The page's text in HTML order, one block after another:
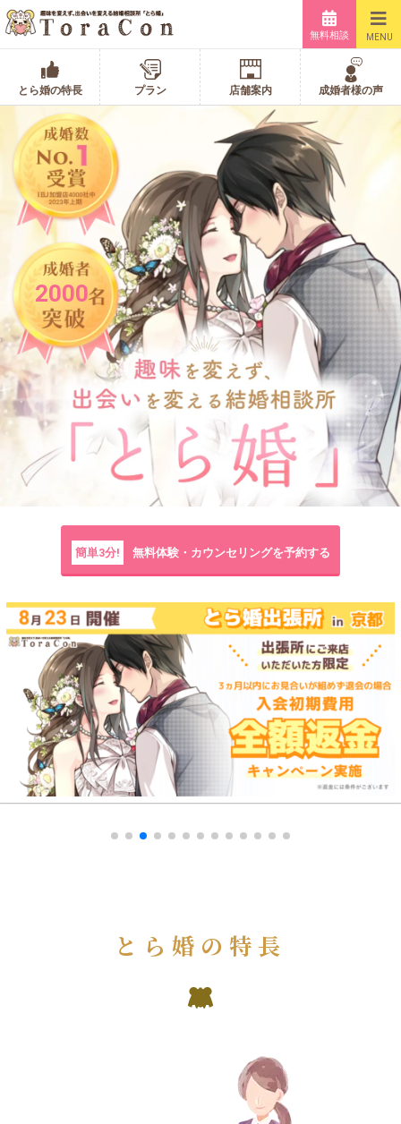
無料相談 MENU
とら婚の特長 プラン 店舗案内 成婚者様の声
2000
簡単3分! 無料体験・カウンセリングを予約する
とら婚の特長